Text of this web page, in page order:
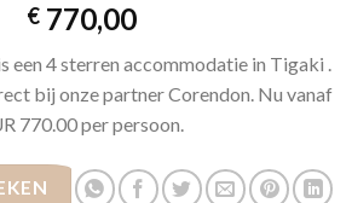
€770,00
een 4 sterren accommodatie in Tigaki .
bij onze partner Corendon. Nu vanaf
770.00 per persoon.